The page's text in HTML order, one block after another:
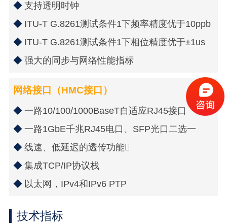
支持透明时钟
ITU-T G.8261测试条件1下频率精度优于10ppb
ITU-T G.8261测试条件1下相位精度优于±1us
强大的同步与网络性能指标
网络接口（HMC接口）
一路10/100/1000BaseT自适应RJ45接口
一路1GbE千兆RJ45电口、SFP光口二选一
线速、低延迟的透传功能
集成TCP/IP协议栈
以太网，IPv4和IPv6 PTP
技术指标